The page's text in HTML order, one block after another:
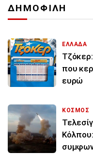
ΔΗΜΟΦΙΛΗ
ΕΛΛΑΔΑ
Τζόκερ:
που
ευρώ
ΚΟΣΜΟΣ